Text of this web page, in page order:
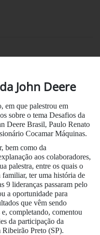
John Deere
em que palestrou em
sobre o tema Desafios da
Deere Brasil, Paulo Renato
Cocamar Máquinas.
bem como da
aos colaboradores,
palestra, entre os quais o
ter uma história de
9 lideranças passaram pelo
a oportunidade para
que vêm sendo
completando, comentou
da participação da
Preto (SP).